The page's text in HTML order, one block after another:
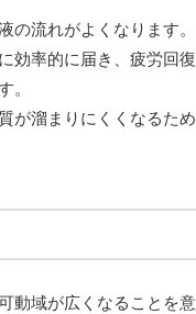
の流れがよくなります。
効率的に届き、疲労回
。
が溜まりにくくなるため
動域が広くなることを意